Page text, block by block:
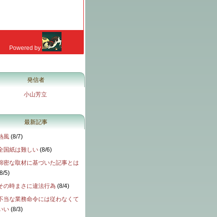
発信者
小山芳立
最新記事
風 (8/7)
国紙は難しい (8/6)
密な取材に基づいた記事とは
8/5)
の時まさに違法行為 (8/4)
当な業務命令には従わなくて
い (8/3)